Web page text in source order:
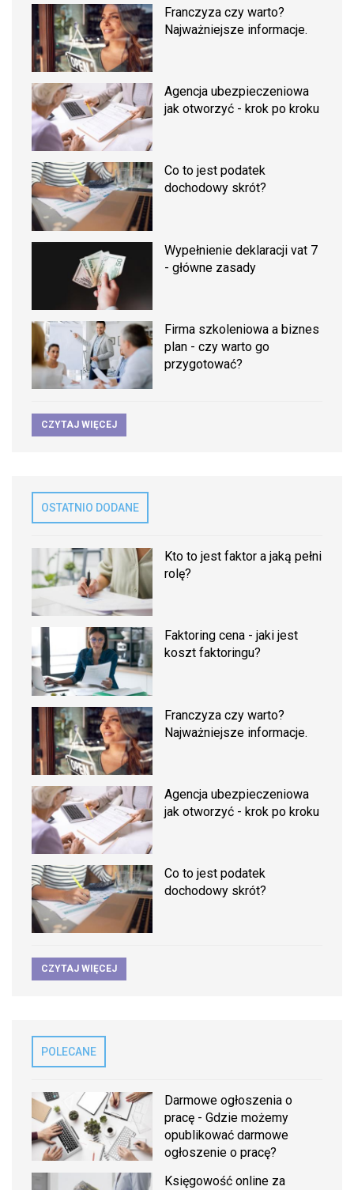
Franczyza czy warto?
Najważniejsze informacje.
Agencja ubezpieczeniowa
jak otworzyć - krok po kroku
Co to jest podatek
dochodowy skrót?
Wypełnienie deklaracji vat 7
- główne zasady
Firma szkoleniowa a biznes
plan - czy warto go
przygotować?
CZYTAJ WIĘCEJ
OSTATNIO DODANE
Kto to jest faktor a jaką pełni
rolę?
Faktoring cena - jaki jest
koszt faktoringu?
Franczyza czy warto?
Najważniejsze informacje.
Agencja ubezpieczeniowa
jak otworzyć - krok po kroku
Co to jest podatek
dochodowy skrót?
CZYTAJ WIĘCEJ
POLECANE
Darmowe ogłoszenia o
pracę - Gdzie możemy
opublikować darmowe
ogłoszenie o pracę?
Księgowość online za